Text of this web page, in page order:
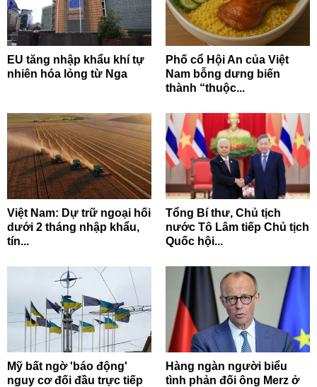
EU tăng nhập khẩu khí tự
nhiên hóa lỏng từ Nga
Phố cổ Hội An của Việt
Nam bỗng dưng biến
thành “thuộc...
Việt Nam: Dự trữ ngoại hối
dưới 2 tháng nhập khẩu,
tín...
Tổng Bí thư, Chủ tịch
nước Tô Lâm tiếp Chủ tịch
Quốc hội...
Mỹ bất ngờ 'báo động'
nguy cơ đối đầu trực tiếp
Hàng ngàn người biểu
tình phản đối ông Merz ở